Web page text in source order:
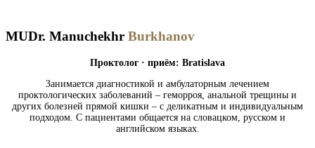
MUDr. Manuchekhr Burkhanov
Проктолог · приём: Bratislava
Занимается диагностикой и амбулаторным лечением
проктологических заболеваний – геморроя, анальной трещины и
других болезней прямой кишки – с деликатным и индивидуальным
подходом. С пациентами общается на словацком, русском и
английском языках.